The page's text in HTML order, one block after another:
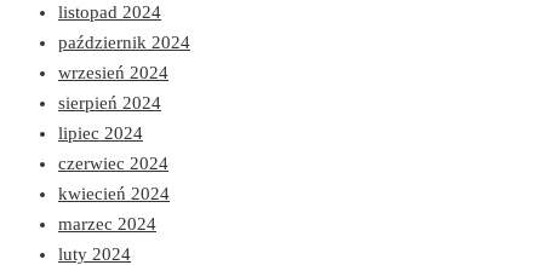
listopad 2024
październik 2024
wrzesień 2024
sierpień 2024
lipiec 2024
czerwiec 2024
kwiecień 2024
marzec 2024
luty 2024